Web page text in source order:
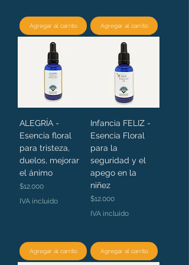
Agregar al carrito Agregar al carrito
ALEGRÍA -
Esencia floral
para tristeza,
duelos, mejorar
el ánimo
Precio
$12.000
IVA incluido
Agregar al carrito
Infancia FELIZ -
Esencia Floral
para la
seguridad y el
apego en la
niñez
Precio
$12.000
IVA incluido
Agregar al carrito